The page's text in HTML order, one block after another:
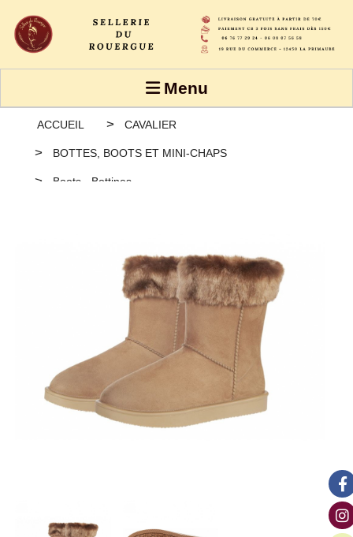
Menu
ACCUEIL CAVALIER
BOTTES, BOOTS ET MINI-CHAPS
Boots - Bottines